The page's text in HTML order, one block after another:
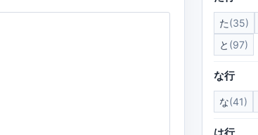
た(35)
と (97)
な行
な(41)